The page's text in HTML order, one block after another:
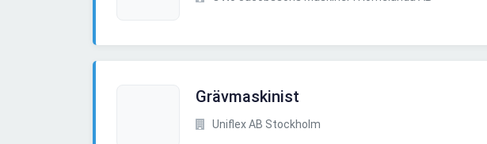
Grävmaskinist
Uniflex AB Stockholm